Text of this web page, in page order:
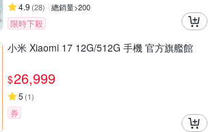
4.9 (28) 總銷量>200
限時下殺
小米 Xiaomi 17 12G/512G 手機 官方旗艦館
$26,999
5 (1)
券